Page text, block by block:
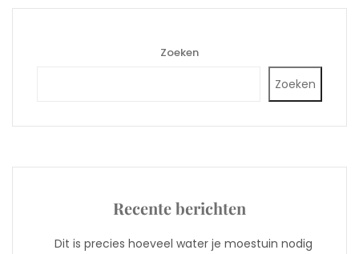
Zoeken
Zoeken
Recente berichten
Dit is precies hoeveel water je moestuin nodig